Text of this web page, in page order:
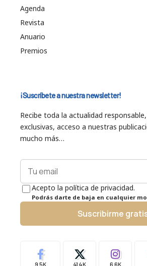
Agenda
Revista
Anuario
Premios
¡Suscríbete a nuestra newsletter!
Recibe toda la actualidad
exclusivas, acceso a nuestras
mucho más…
Acepto la política de privacidad.
Podrás darte de baja en cualquier
Suscribirme
9.5K 41.4K 6.6K